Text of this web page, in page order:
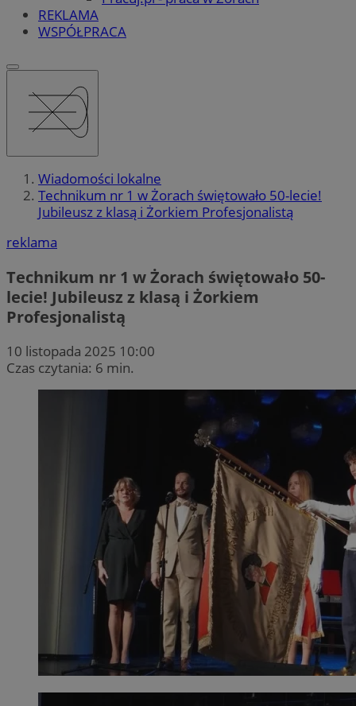
REKLAMA
WSPÓŁPRACA
Wiadomości lokalne
Technikum nr 1 w Żorach świętowało 50-lecie!
Jubileusz z klasą i Żorkiem Profesjonalistą
reklama
Technikum nr 1 w Żorach świętowało 50-
lecie! Jubileusz z klasą i Żorkiem
Profesjonalistą
10 listopada 2025 10:00
Czas czytania: 6 min.